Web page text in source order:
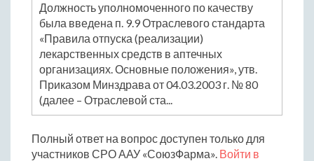
Должность уполномоченного по качеству
была введена п. 9.9 Отраслевого стандарта
«Правила отпуска (реализации)
лекарственных средств в аптечных
организациях. Основные положения», утв.
Приказом Минздрава от 04.03.2003 г. № 80
(далее – Отраслевой ста...
Полный ответ на вопрос доступен только для
участников СРО ААУ «СоюзФарма». Войти в